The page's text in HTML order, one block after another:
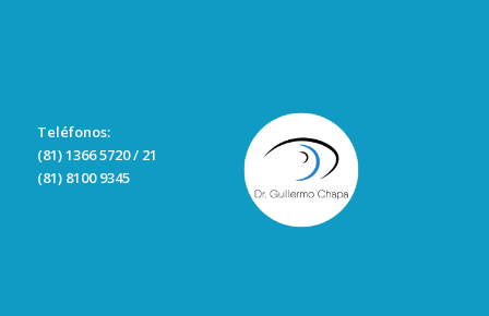
Teléfonos:
(81) 1366 5720 / 21
(81) 8100 9345